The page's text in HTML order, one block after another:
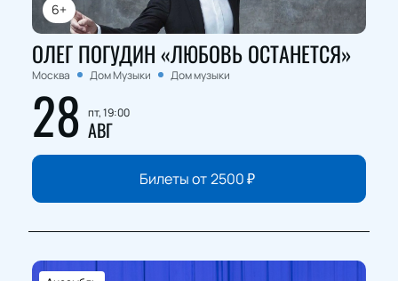
6+
ОЛЕГ ПОГУДИН «ЛЮБОВЬ ОСТАНЕТСЯ»
Москва Дом Музыки Дом музыки
28 пт, 19:00
АВГ
Билеты от2500₽